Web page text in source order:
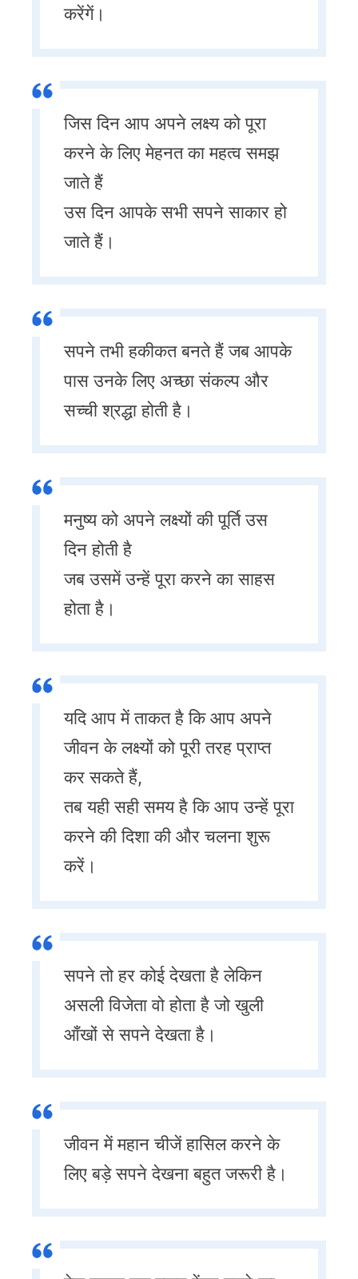
करेंगें।
जिस दिन आप अपने लक्ष्य को पूरा
करने के लिए मेहनत का महत्व समझ
जाते हैं
उस दिन आपके सभी सपने साकार हो
जाते हैं।
सपने तभी हकीकत बनते हैं जब आपके
पास उनके लिए अच्छा संकल्प और
सच्ची श्रद्धा होती है।
मनुष्य को अपने लक्ष्यों की पूर्ति उस
दिन होती है
जब उसमें उन्हें पूरा करने का साहस
होता है।
यदि आप में ताकत है कि आप अपने
जीवन के लक्ष्यों को पूरी तरह प्राप्त
कर सकते हैं,
तब यही सही समय है कि आप उन्हें पूरा
करने की दिशा की और चलना शुरू
करें।
सपने तो हर कोई देखता है लेकिन
असली विजेता वो होता है जो खुली
आँखों से सपने देखता है।
जीवन में महान चीजें हासिल करने के
लिए बड़े सपने देखना बहुत जरूरी है।